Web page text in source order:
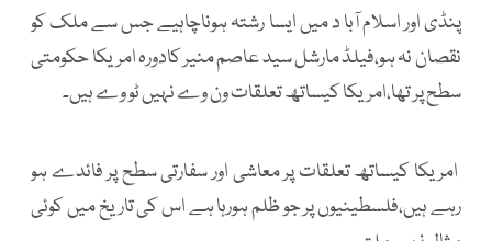
پنڈی اور اسلام آبا د میں ایسا رشتہ ہوناچاہیے جس سے ملک کو
نقصان نہ ہو،فیلڈ مارشل سید عاصم منیر کادورہ امریکا حکومتی
سطح پر تھا،امریکا کیساتھ تعلقات ون وے نہیں ٹو وے ہیں۔
امریکا کیساتھ تعلقات پر معاشی اور سفارتی سطح پر فائدے ہو
رہے ہیں،فلسطینیوں پر جو ظلم ہورہا ہے اس کی تاریخ میں کوئی